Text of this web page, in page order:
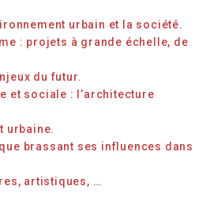
urbain et la société.
: projets à grande échelle, de
du futur.
et sociale : l’architecture
urbaine.
brassant ses influences dans
artistiques, …